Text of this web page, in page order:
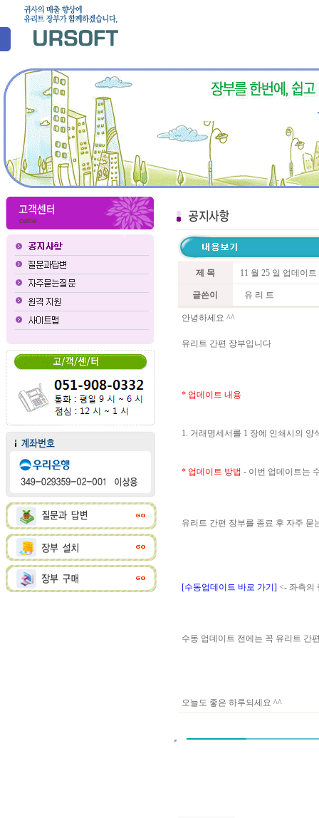
제 목 11 월 25 일 업데이
글쓴이 유 리 트
안녕하세요 ^^
유리트 간편 장부입니다
* 업데이트 내용
1. 거래명세서를 1 장에 인쇄시의 양
* 업데이트 방법 - 이번 업데이트는
유리트 간편 장부를 종료 후 자주
[수동업데이트 바로 가기] <- 좌측의
수동 업데이트 전에는 꼭 유리트 간
오늘도 좋은 하루되세요 ^^